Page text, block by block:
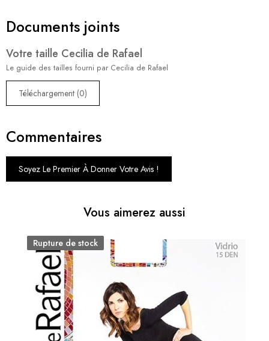
Documents joints
Votre taille Cecilia de Rafael
Le guide des tailles fourni par Cecilia de Rafael
Téléchargement (0)
Commentaires
Soyez Le Premier À Donner Votre Avis !
Vous aimerez aussi
Rupture de stock